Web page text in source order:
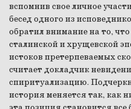
вспомнив свое личное
бесед одного из
обратил внимание на то,
сталинской и хрущевской
истоков претерпеваемых
считает докладчик
спиритуализацию.
история меняется так, как